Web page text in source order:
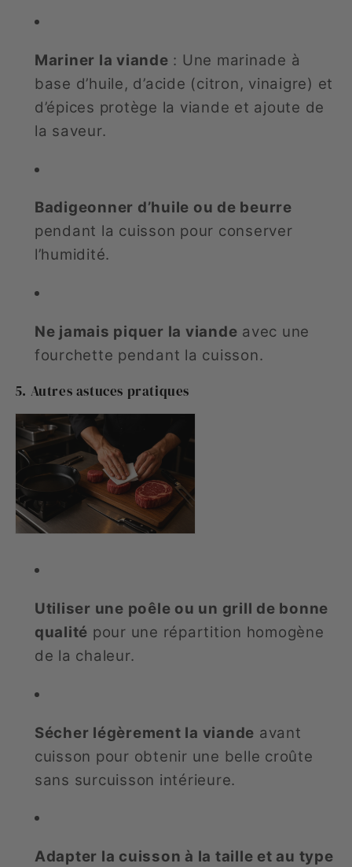
Mariner la viande : Une marinade à
base d’huile, d’acide (citron, vinaigre) et
d’épices protège la viande et ajoute de
la saveur.
Badigeonner d’huile ou de beurre
pendant la cuisson pour conserver
l’humidité.
Ne jamais piquer la viande avec une
fourchette pendant la cuisson.
5. Autres astuces pratiques
Utiliser une poêle ou un grill de bonne
qualité pour une répartition homogène
de la chaleur.
Sécher légèrement la viande avant
cuisson pour obtenir une belle croûte
sans surcuisson intérieure.
Adapter la cuisson à la taille et au type